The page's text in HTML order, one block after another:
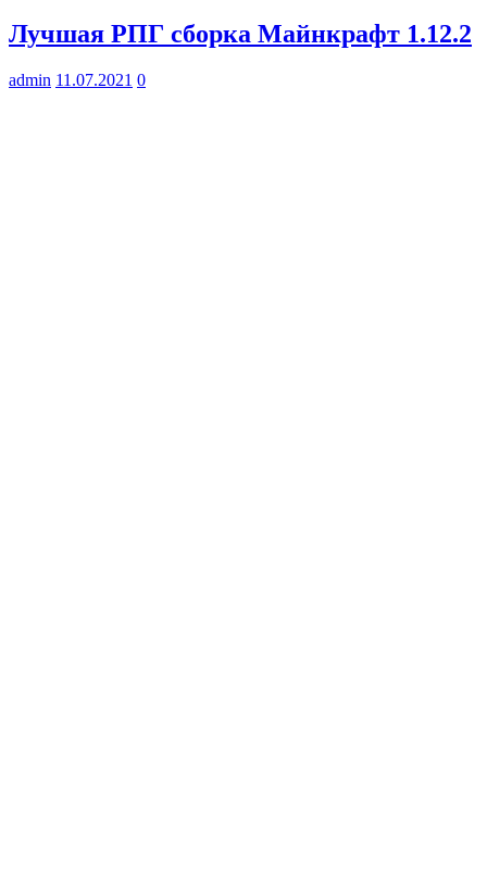
Лучшая РПГ сборка Майнкрафт 1.12.2
admin 11.07.2021 0